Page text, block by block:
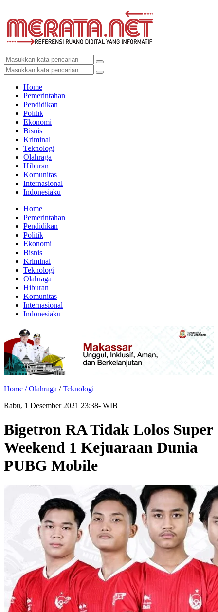
Home
Pemerintahan
Pendidikan
Politik
Ekonomi
Bisnis
Kriminal
Teknologi
Olahraga
Hiburan
Komunitas
Internasional
Indonesiaku
Home
Pemerintahan
Pendidikan
Politik
Ekonomi
Bisnis
Kriminal
Teknologi
Olahraga
Hiburan
Komunitas
Internasional
Indonesiaku
Home /Olahraga /Teknologi
Rabu, 1 Desember 2021 23:38- WIB
Bigetron RA Tidak Lolos Super
Weekend 1 Kejuaraan Dunia
PUBG Mobile